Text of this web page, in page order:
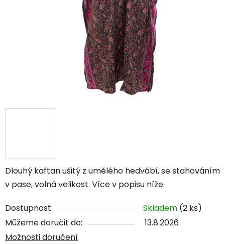
Dlouhý kaftan ušitý z umělého hedvábí, se stahováním
v pase, volná velikost. Více v popisu níže.
Dostupnost Skladem (2 ks)
Můžeme doručit do:
13.8.2026
Možnosti doručení